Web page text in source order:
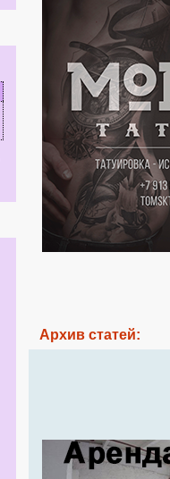
Архив статей: